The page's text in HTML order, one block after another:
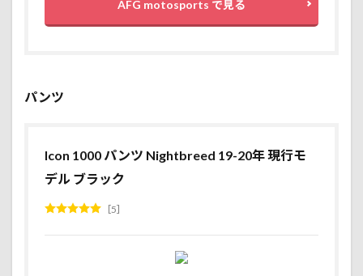
AFG motosports で見る
パンツ
Icon 1000 パンツ Nightbreed 19-20年 現行モ
デル ブラック
5